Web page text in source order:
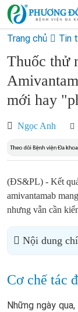
Trang chủ Tin
Thuốc thử
mới hay
Ngọc Anh
(ĐS&PL) - Kết
amivantamab
nhưng vẫn cần
Nội dung
Cơ chế tác
Những ngày